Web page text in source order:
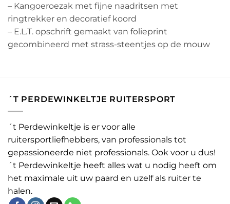
– Kangoeroezak met fijne naadritsen met
ringtrekker en decoratief koord
– E.L.T. opschrift gemaakt van folieprint
gecombineerd met strass-steentjes op de mouw
´T PERDEWINKELTJE RUITERSPORT
´t Perdewinkeltje is er voor alle
ruitersportliefhebbers, van professionals tot
gepassioneerde niet professionals. Ook voor u dus!
´t Perdewinkeltje heeft alles wat u nodig heeft om
het maximale uit uw paard en uzelf als ruiter te
halen.